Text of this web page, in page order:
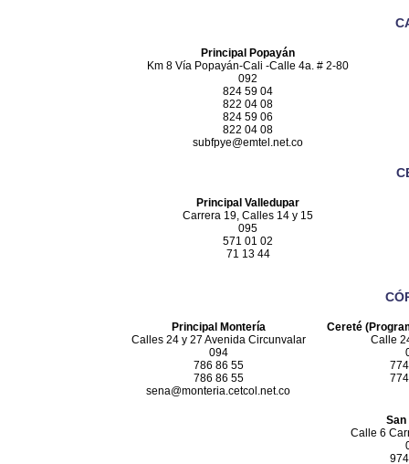
Principal Popayán
Km 8 Vía Popayán-Cali -Calle 4a. # 2-80
092
824 59 04
822 04 08
824 59 06
822 04 08
subfpye@emtel.net.co
Principal Valledupar
Carrera 19, Calles 14 y 15
095
571 01 02
71 13 44
Principal Montería
Calles 24 y 27 Avenida Circunvalar
094
786 86 55
786 86 55
sena@monteria.cetcol.net.co
Cereté
Calle
San
Calle 6